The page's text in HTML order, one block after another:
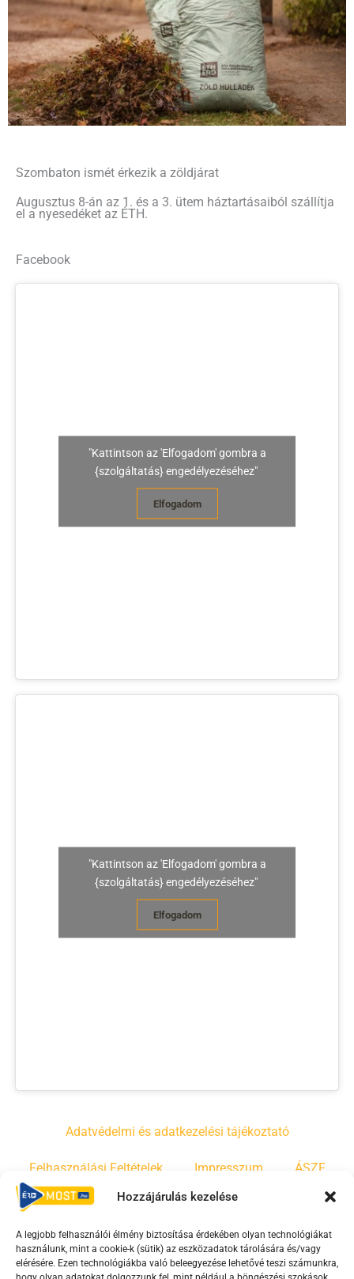
Hozzájárulás kezelése
A legjobb felhasználói élmény biztosítása érdekében olyan technológiákat
használunk, mint a cookie-k (sütik) az eszközadatok tárolására és/vagy
elérésére. Ezen technológiákba való beleegyezése lehetővé teszi számunkra,
Szombaton ismét érkezik a zöldjárat
Augusztus 8-án az 1. és a 3. ütem háztartásaiból szállítja
el a nyesedéket az ÉTH.
Facebook
"Kattintson az 'Elfogadom' gombra a
{szolgáltatás} engedélyezéséhez"
Elfogadom
"Kattintson az 'Elfogadom' gombra a
{szolgáltatás} engedélyezéséhez"
Elfogadom
Adatvédelmi és adatkezelési tájékoztató
Felhasználási Feltételek Impresszum ÁSZF
Irányelvek Moderálási szabályzat
F
Y
T